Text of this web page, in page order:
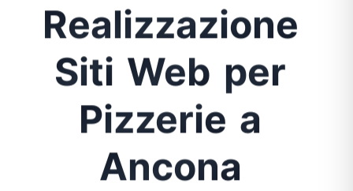
Realizzazione
Siti Web per
Pizzerie a
Ancona